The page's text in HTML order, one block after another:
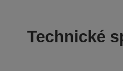
Technické